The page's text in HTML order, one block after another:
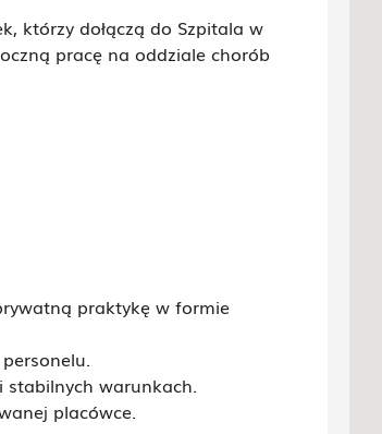
którzy dołączą do Szpitala w
pracę na oddziale chorób
praktykę w formie
stabilnych warunkach.
placówce.